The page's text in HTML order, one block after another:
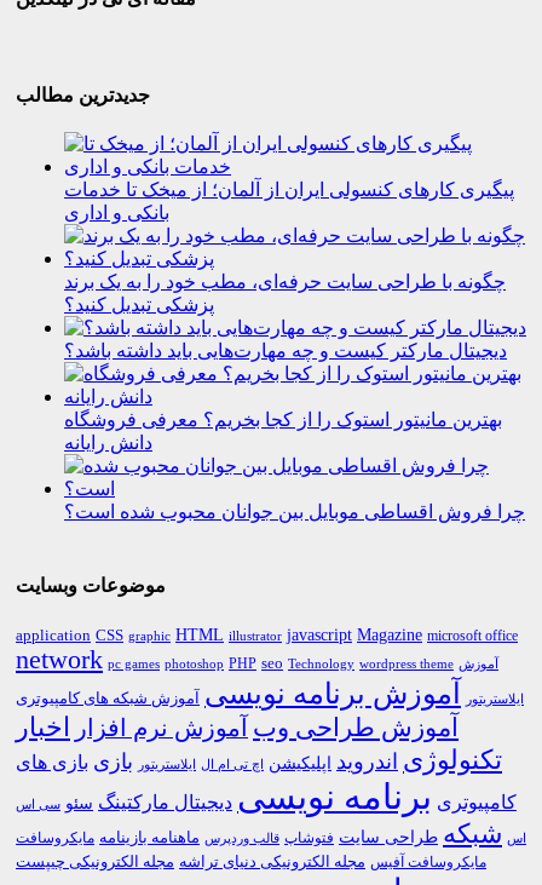
جدیدترین مطالب
پیگیری کارهای کنسولی ایران از آلمان؛ از میخک تا خدمات
بانکی و اداری
چگونه با طراحی سایت حرفه‌ای، مطب خود را به یک برند
پزشکی تبدیل کنید؟
دیجیتال مارکتر کیست و چه مهارت‌هایی باید داشته باشد؟
بهترین مانیتور استوک را از کجا بخریم؟ معرفی فروشگاه
دانش رایانه
چرا فروش اقساطی موبایل بین جوانان محبوب شده است؟
موضوعات وبسایت
application CSS graphic HTML illustrator javascript Magazine microsoft office
network pc games photoshop PHP seo Technology wordpress theme آموزش
ایلاستریتور آموزش برنامه نویسی آموزش شبکه های کامپیوتری
آموزش طراحی وب آموزش نرم افزار اخبار
تکنولوژی اندروید اپلیکیشن اچ تی ام ال ایلاستریتور بازی بازی های
کامپیوتری برنامه نویسی دیجیتال مارکتینگ سئو سی اس
اس شبکه طراحی سایت فتوشاپ قالب وردپرس ماهنامه بازینامه مایکروسافت
مایکروسافت آفیس مجله الکترونیکی دنیای تراشه مجله الکترونیکی چیپست